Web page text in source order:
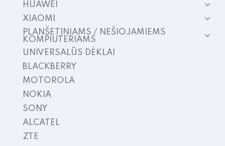
HUAWEI
XIAOMI
PLANŠETINIAMS / NEŠIOJAMIEMS
KOMPIUTERIAMS
UNIVERSALŪS DĖKLAI
BLACKBERRY
MOTOROLA
NOKIA
SONY
ALCATEL
ZTE